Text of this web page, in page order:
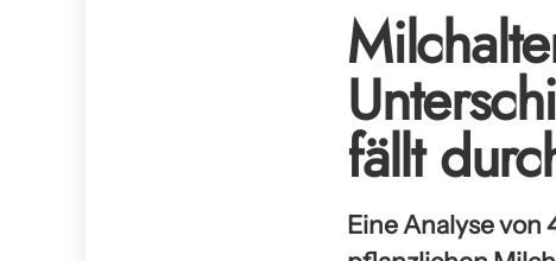
fällt
Eine Analyse